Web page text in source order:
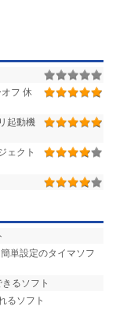
フ 休
起動機
ェクト
単設定のタイマソフ
るソフト
るソフト